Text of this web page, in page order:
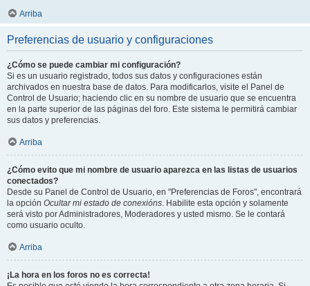
Arriba
Preferencias de usuario y configuraciones
¿Cómo se puede cambiar mi configuración?
Si es un usuario registrado, todos sus datos y configuraciones están
archivados en nuestra base de datos. Para modificarlos, visite el Panel de
Control de Usuario; haciendo clic en su nombre de usuario que se encuentra
en la parte superior de las páginas del foro. Este sistema le permitirá cambiar
sus datos y preferencias.
Arriba
¿Cómo evito que mi nombre de usuario aparezca en las listas de usuarios
conectados?
Desde su Panel de Control de Usuario, en "Preferencias de Foros", encontrará
la opción Ocultar mi estado de conexións. Habilite esta opción y solamente
será visto por Administradores, Moderadores y usted mismo. Se le contará
como usuario oculto.
Arriba
¡La hora en los foros no es correcta!